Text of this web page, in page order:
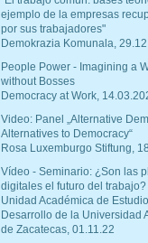
ejemplo de la empresas
por sus trabajadores"
Demokrazia Komunala,
People Power - Imagining a
without Bosses
Democracy at Work,
Video: Panel „Alternative
Alternatives to Democracy“
Rosa Luxemburgo Stiftung,
Vídeo - Seminario: ¿Son las
digitales el futuro del trabajo?
Unidad Académica de
Desarrollo de la Universidad
de Zacatecas, 01.11.22